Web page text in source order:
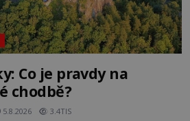
Co je pravdy na
chodbě?
5.8.2026 3.4TIS